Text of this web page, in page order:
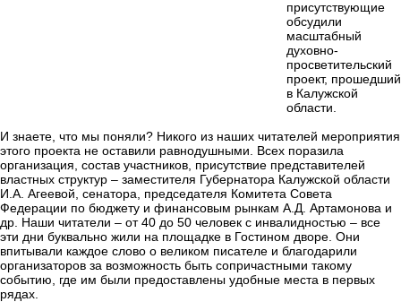
присутствующие
обсудили
масштабный
духовно-
просветительский
проект, прошедший
в Калужской
области.
И знаете, что мы поняли? Никого из наших читателей мероприятия
этого проекта не оставили равнодушными. Всех поразила
организация, состав участников, присутствие представителей
властных структур – заместителя Губернатора Калужской области
И.А. Агеевой, сенатора, председателя Комитета Совета
Федерации по бюджету и финансовым рынкам А.Д. Артамонова и
др. Наши читатели – от 40 до 50 человек с инвалидностью – все
эти дни буквально жили на площадке в Гостином дворе. Они
впитывали каждое слово о великом писателе и благодарили
организаторов за возможность быть сопричастными такому
событию, где им были предоставлены удобные места в первых
рядах.